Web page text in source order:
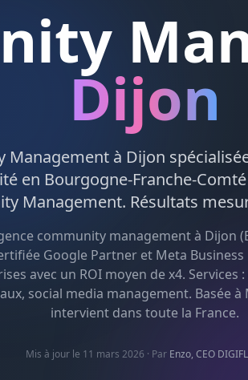
Dijon
Management à Dijon
en Bourgogne-Franche-Comté
Management. Résultats
community managementà Dijon (
Google Partner et Meta
avec un ROI moyen de x4. Services :
social media management. Basée
intervient dans toute la France.
Mis à jour le 11 mars 2026 · Par Enzo, CEO